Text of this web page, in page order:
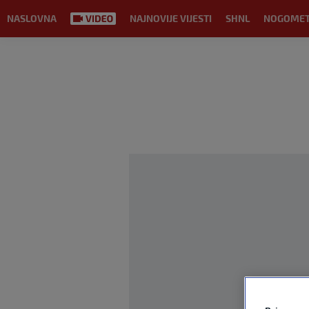
NASLOVNA NAJNOVIJE VIJESTI SHNL